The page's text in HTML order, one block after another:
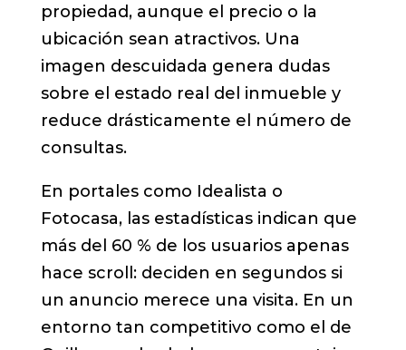
propiedad, aunque el precio o la
ubicación sean atractivos. Una
imagen descuidada genera dudas
sobre el estado real del inmueble y
reduce drásticamente el número de
consultas.
En portales como Idealista o
Fotocasa, las estadísticas indican que
más del 60 % de los usuarios apenas
hace scroll: deciden en segundos si
un anuncio merece una visita. En un
entorno tan competitivo como el de